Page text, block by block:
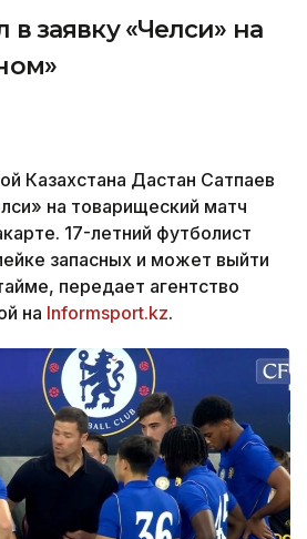
в заявку «Челси» на
Казахстана Дастан Сатпаев
на товарищеский матч
17-летний футболист
запасных и может выйти
передает агентство
на Informsport.kz.